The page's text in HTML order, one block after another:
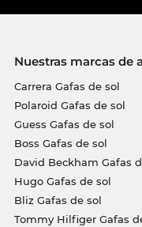
Nuestras marcas de
Carrera Gafas de sol
Polaroid Gafas de sol
Guess Gafas de sol
Boss Gafas de sol
David Beckham Gafas
Hugo Gafas de sol
Bliz Gafas de sol
Tommy Hilfiger Gafas